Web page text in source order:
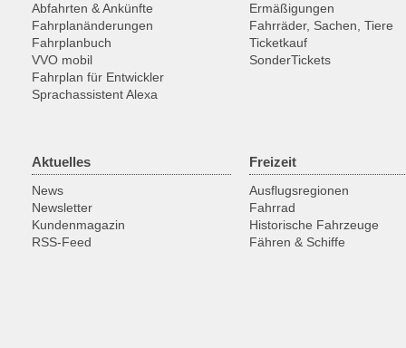
Abfahrten & Ankünfte
Fahrplanänderungen
Fahrplanbuch
VVO mobil
Fahrplan für Entwickler
Sprachassistent Alexa
Ermäßigungen
Fahrräder, Sachen, Tiere
Ticketkauf
SonderTickets
Aktuelles
News
Newsletter
Kundenmagazin
RSS-Feed
Freizeit
Ausflugsregionen
Fahrrad
Historische Fahrzeuge
Fähren & Schiffe